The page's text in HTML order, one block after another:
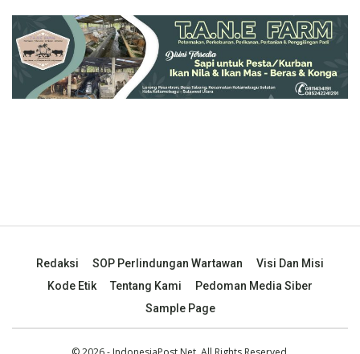
Redaksi SOP Perlindungan Wartawan
Visi Dan Misi
Kode Etik
Tentang Kami
Pedoman Media Siber
Sample Page